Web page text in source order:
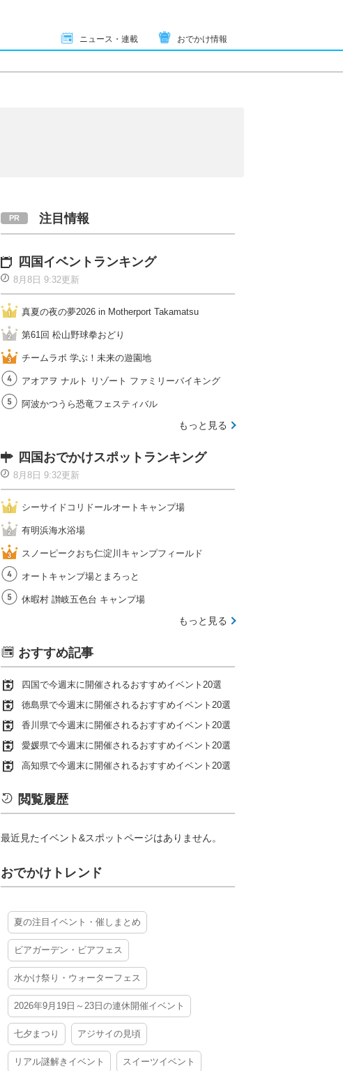
ニュース・連載 おでかけ情報
注目情報
四国イベントランキング
8月8日 9:32更新
真夏の夜の夢2026 in Motherport Takamatsu
第61回 松山野球拳おどり
チームラボ 学ぶ！未来の遊園地
アオアヲ ナルト リゾート ファミリーバイキング
阿波かつうら恐竜フェスティバル
もっと見る
四国おでかけスポットランキング
8月8日 9:32更新
シーサイドコリドールオートキャンプ場
有明浜海水浴場
スノーピークおち仁淀川キャンプフィールド
オートキャンプ場とまろっと
休暇村 讃岐五色台 キャンプ場
もっと見る
おすすめ記事
四国で今週末に開催されるおすすめイベント20選
徳島県で今週末に開催されるおすすめイベント20選
香川県で今週末に開催されるおすすめイベント20選
愛媛県で今週末に開催されるおすすめイベント20選
高知県で今週末に開催されるおすすめイベント20選
閲覧履歴
最近見たイベント&スポットページはありません。
おでかけトレンド
夏の注目イベント・催しまとめ
ビアガーデン・ビアフェス
水かけ祭り・ウォーターフェス
2026年9月19日～23日の連休開催イベント
七夕まつり アジサイの見頃
リアル謎解きイベント スイーツイベント